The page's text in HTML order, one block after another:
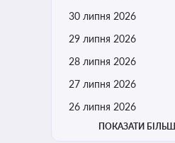
30 липня 2026
29 липня 2026
28 липня 2026
27 липня 2026
26 липня 2026
ПОКАЗАТИ